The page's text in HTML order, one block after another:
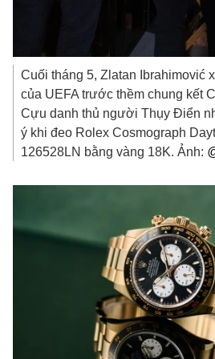
Cuối tháng 5, Zlatan Ibrahimović
của UEFA trước thềm chung kết
Cựu danh thủ người Thụy Điển
ý khi đeo Rolex Cosmograph
126528LN bằng vàng 18K. Ảnh: